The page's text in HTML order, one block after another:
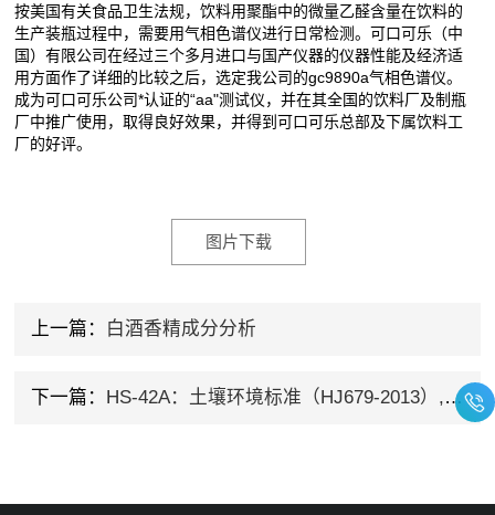
按美国有关食品卫生法规，饮料用聚酯中的微量乙醛含量在饮料的
生产装瓶过程中，需要用气相色谱仪进行日常检测。可口可乐（中
国）有限公司在经过三个多月进口与国产仪器的仪器性能及经济适
用方面作了详细的比较之后，选定我公司的gc9890a气相色谱仪。
成为可口可乐公司*认证的“aa"测试仪，并在其全国的饮料厂及制瓶
厂中推广使用，取得良好效果，并得到可口可乐总部及下属饮料工
厂的好评。
图片下载
上一篇： 白酒香精成分分析
下一篇： HS-42A：土壤环境标准（HJ679-2013）,我来了！